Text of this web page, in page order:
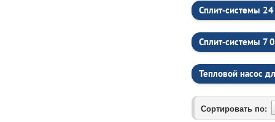
Сплит‑системы
Сплит‑системы 7
Тепловой насос
Сортировать по: